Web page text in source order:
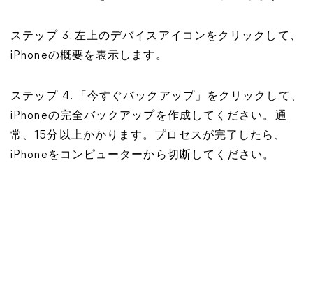
ステップ 3. 左上のデバイスアイコンをクリックして、
iPhoneの概要を表示します。
ステップ 4. 「今すぐバックアップ」をクリックして、
iPhoneの完全バックアップを作成してください。通
常、15分以上かかります。プロセスが完了したら、
iPhoneをコンピューターから切断してください。